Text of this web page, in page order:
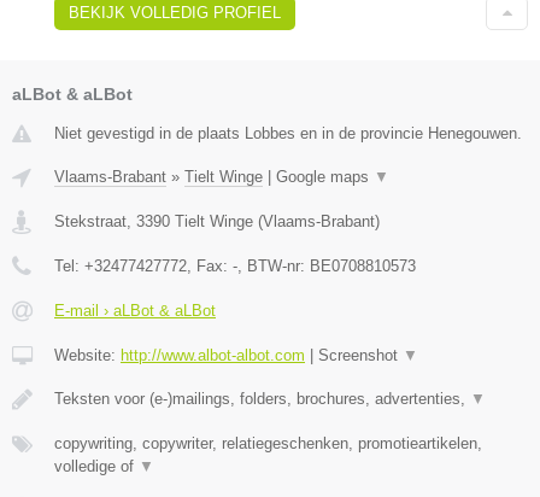
BEKIJK VOLLEDIG PROFIEL
aLBot & aLBot
Niet gevestigd in de plaats Lobbes en in de provincie Henegouwen.
Vlaams-Brabant » Tielt Winge Google maps ▼
Stekstraat, 3390 Tielt Winge (Vlaams-Brabant)
Tel: +32477427772, Fax: -, BTW-nr: BE0708810573
E-mail › aLBot & aLBot
Website: http://www.albot-albot.com Screenshot ▼
Teksten voor (e-)mailings, folders, brochures, advertenties, ▼
copywriting, copywriter, relatiegeschenken, promotieartikelen,
volledige of ▼